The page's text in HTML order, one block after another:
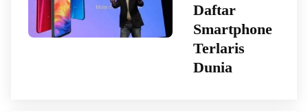
Daftar
Smartphone
Terlaris
Dunia